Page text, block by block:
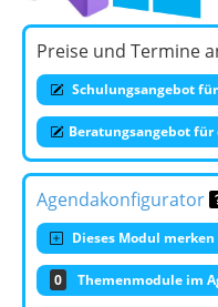
Preise und Termine
Schulungsangebot
Beratungsangebot
Agendakonfigurator
Dieses Modul
0 Themenmodule im